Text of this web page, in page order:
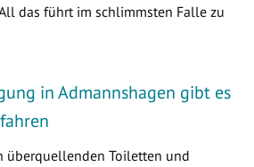
das führt im schlimmsten Falle zu
in Admannshagen gibt es
überquellenden Toiletten und